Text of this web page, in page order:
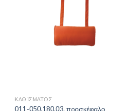
ΚΑΘΊΣΜΑΤΟΣ
011-050.180.03. προσκέφαλο